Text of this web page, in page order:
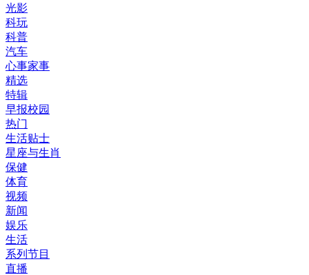
光影
科玩
科普
汽车
心事家事
精选
特辑
早报校园
热门
生活贴士
星座与生肖
保健
体育
视频
新闻
娱乐
生活
系列节目
直播